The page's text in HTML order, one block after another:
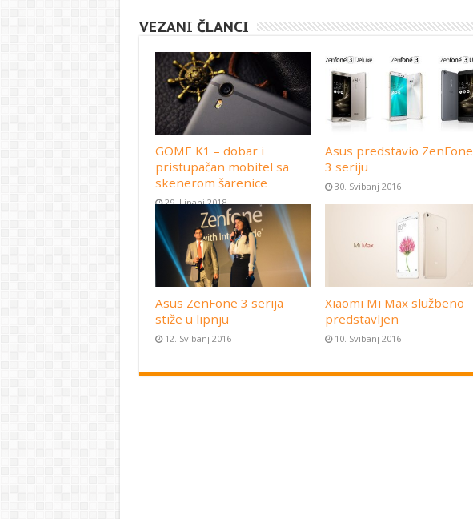
VEZANI ČLANCI
GOME K1 – dobar i
pristupačan mobitel sa
skenerom šarenice
29. Lipanj 2018
Asus predstavio ZenFone
3 seriju
30. Svibanj 2016
Asus ZenFone 3 serija
stiže u lipnju
12. Svibanj 2016
Xiaomi Mi Max službeno
predstavljen
10. Svibanj 2016